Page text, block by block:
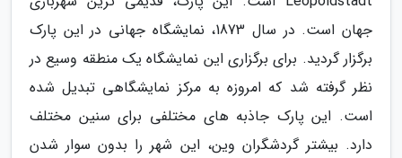
جهان است. در سال 1873، نمایشگاه جهانی در این پارک
برگزار گردید. برای برگزاری این نمایشگاه یک منطقه وسیع در
نظر گرفته شد که امروزه به مرکز نمایشگاهی تبدیل شده
است. این پارک جاذبه های مختلفی برای سنین مختلف
دارد. بیشتر گردشگران وین، این شهر را بدون سوار شدن